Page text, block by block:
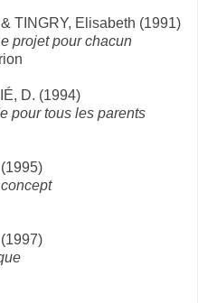
TINGRY, Elisabeth (1991)
projet pour chacun
D. (1994)
pour tous les parents